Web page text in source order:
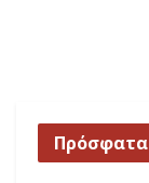
Πρόσφατα